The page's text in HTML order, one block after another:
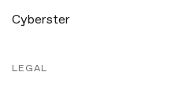
Cyberster
LEGAL